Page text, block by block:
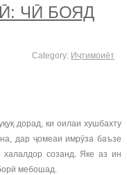
ЧӢ БОЯД
Category: Иҷтимоиёт
дорад, ки оилаи хушбахту
дар ҷомеаи имрӯза баъзе
созанд. Яке аз ин
мебошад.